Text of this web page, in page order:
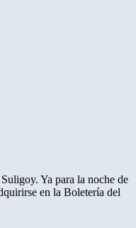
Ya para la noche de
en la Boletería del